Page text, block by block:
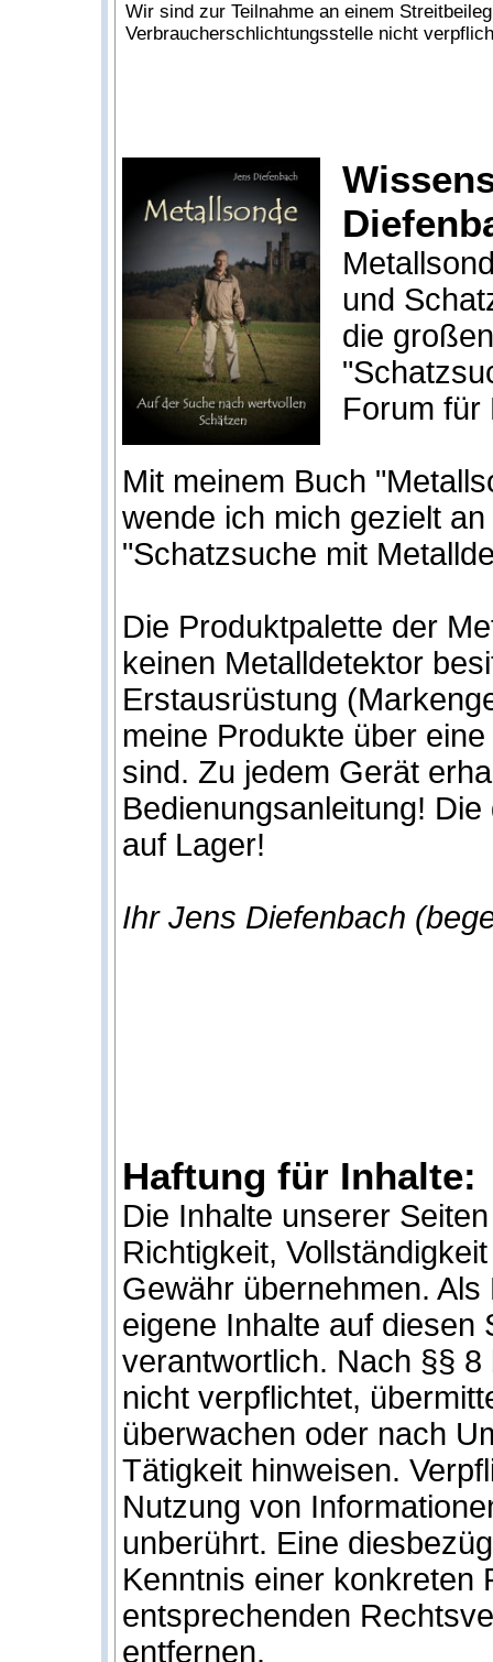
Wir sind zur Teilnahme an einem
Verbraucherschlichtungsstelle nicht
und
die
Forum für
Mit meinem Buch
wende ich mich gezielt
"Schatzsuche mit
Die Produktpalette der
keinen Metalldetektor
Erstausrüstung
meine Produkte über
sind. Zu jedem Gerät
Bedienungsanleitung!
auf Lager!
Ihr Jens Diefenbach
Haftung für Inhalte:
Die Inhalte unserer
Richtigkeit,
Gewähr übernehmen.
eigene Inhalte auf diesen
verantwortlich. Nach §§
nicht verpflichtet,
überwachen oder nach
Tätigkeit hinweisen.
Nutzung von
unberührt. Eine
Kenntnis einer konkreten
entsprechenden
entfernen.